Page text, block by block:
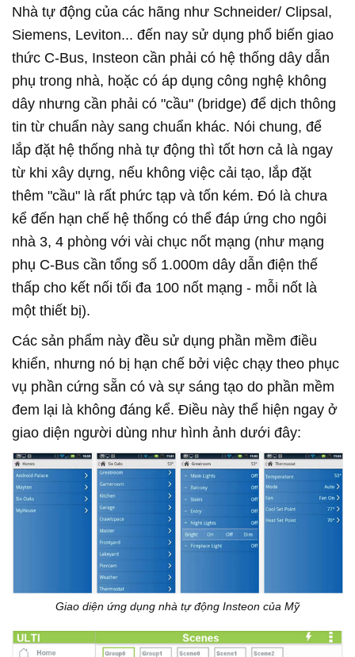
Nhà tự động của các hãng như Schneider/ Clipsal,
Siemens, Leviton... đến nay sử dụng phổ biến giao
thức C-Bus, Insteon cần phải có hệ thống dây dẫn
phụ trong nhà, hoặc có áp dụng công nghệ không
dây nhưng cần phải có "cầu" (bridge) để dịch thông
tin từ chuẩn này sang chuẩn khác. Nói chung, để
lắp đặt hệ thống nhà tự động thì tốt hơn cả là ngay
từ khi xây dựng, nếu không việc cải tạo, lắp đặt
thêm "cầu" là rất phức tạp và tốn kém. Đó là chưa
kể đến hạn chế hệ thống có thể đáp ứng cho ngôi
nhà 3, 4 phòng với vài chục nốt mạng (như mạng
phụ C-Bus cần tổng số 1.000m dây dẫn điện thế
thấp cho kết nối tối đa 100 nốt mạng - mỗi nốt là
một thiết bị).
Các sản phẩm này đều sử dụng phần mềm điều
khiển, nhưng nó bị hạn chế bởi việc chạy theo phục
vụ phần cứng sẵn có và sự sáng tạo do phần mềm
đem lại là không đáng kể. Điều này thể hiện ngay ở
giao diện người dùng như hình ảnh dưới đây:
Giao diện ứng dụng nhà tự động Insteon của Mỹ